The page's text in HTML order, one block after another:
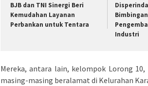
BJB dan TNI Sinergi Beri
Kemudahan Layanan
Perbankan untuk Tentara
Industri
Mereka, antara lain, kelompok Lorong
masing-masing beralamat di Kelurahan